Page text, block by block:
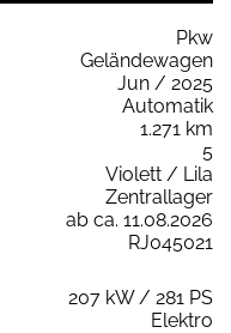
Pkw
Geländewagen
Jun / 2025
Automatik
1.271 km
5
Violett / Lila
Zentrallager
ab ca. 11.08.2026
RJ045021
207 kW / 281 PS
Elektro